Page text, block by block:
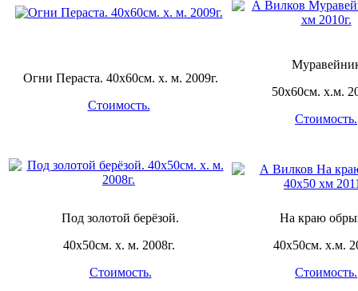
Огни Пераста. 40х60см. х. м. 2009г.
Стоимость.
50х60см. х.м.
Стоимость.
Под золотой берёзой.
40х50см. х. м. 2008г.
Стоимость.
На краю
40х50см. х.м.
Стоимость.